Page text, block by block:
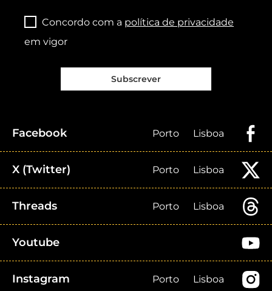
Concordo com a política de privacidade
em vigor
Subscrever
Facebook Porto Lisboa
X (Twitter) Porto Lisboa
Threads Porto Lisboa
Youtube
Instagram Porto Lisboa